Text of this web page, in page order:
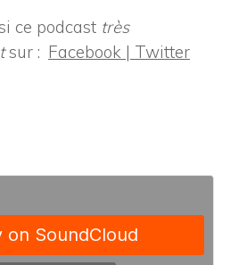
ce podcast très
sur : Facebook | Twitter